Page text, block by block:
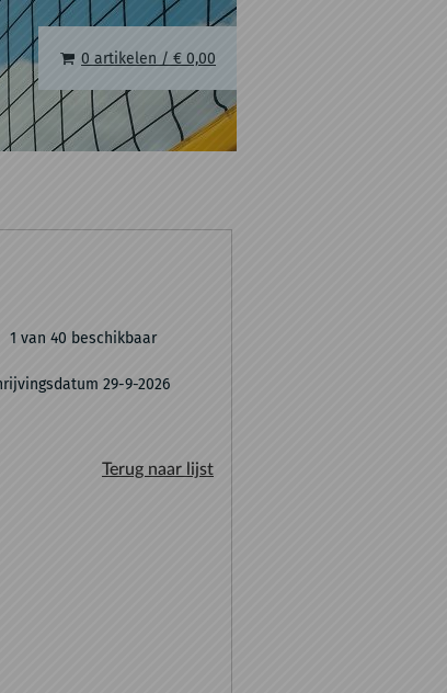
0 artikelen / € 0,00
1 van 40 beschikbaar
29-9-2026
Terug naar lijst